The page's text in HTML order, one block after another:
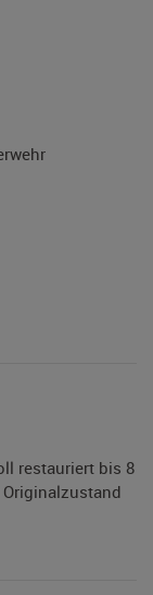
restauriert bis 8